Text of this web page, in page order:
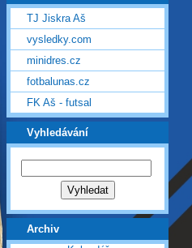
TJ Jiskra Aš
vysledky.com
minidres.cz
fotbalunas.cz
FK Aš - futsal
Vyhledávání
Archiv